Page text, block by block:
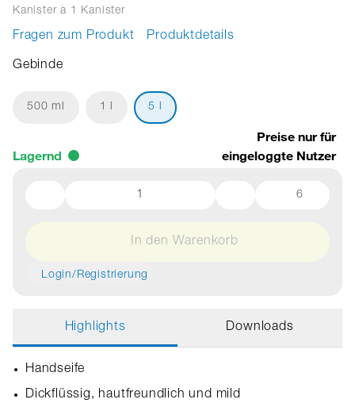
Kanisterà 1 Kanister
Fragen zum Produkt Produktdetails
Gebinde
500 ml 1 l 5 l
Lagernd
Preise nur für
eingeloggte Nutzer
6
In den Warenkorb
Login/Registrierung
Highlights Downloads
Handseife
Dickflüssig, hautfreundlich und mild